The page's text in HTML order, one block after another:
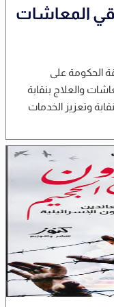
المعاشات
الحكومة على
والعلاج بنقابة
وتعزيز الخدمات